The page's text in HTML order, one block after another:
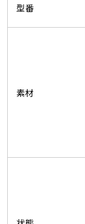
型番
素材